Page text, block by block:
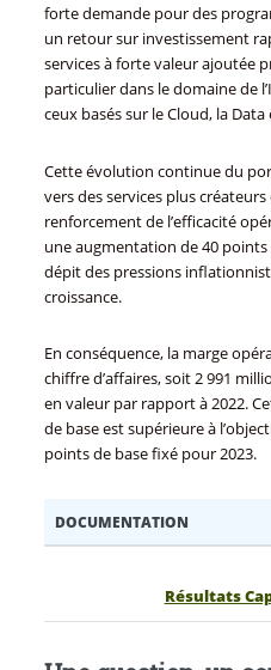
forte demande pour des
un retour sur investissement
services à forte valeur ajoutée
particulier dans le domaine de
ceux basés sur le Cloud, la
Cette évolution continue du
vers des services plus
renforcement de l’efficacité
une augmentation de 40
dépit des pressions
croissance.
En conséquence, la marge
chiffre d’affaires, soit 2 991
en valeur par rapport à 2022.
de base est supérieure à
points de base fixé pour 2023.
DOCUMENTATION
Résultats